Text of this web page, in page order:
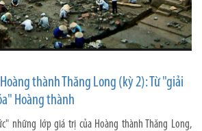
thành Thăng Long (kỳ 2): Từ "giải
Hoàng thành
những lớp giá trị của Hoàng thành Thăng Long,